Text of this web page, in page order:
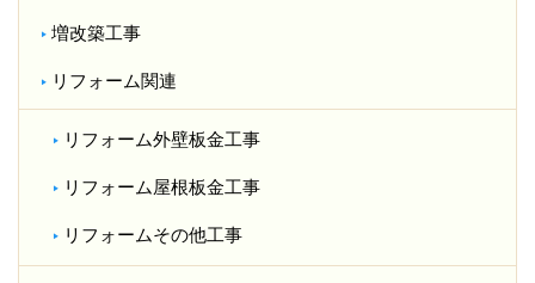
増改築工事
リフォーム関連
リフォーム外壁板金工事
リフォーム屋根板金工事
リフォームその他工事